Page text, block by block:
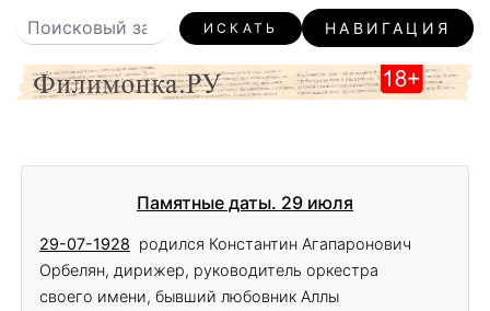
ИСКАТЬ НАВИГАЦИЯ
Памятные даты. 29 июля
29-07-1928 родился Константин Агапаронович
Орбелян, дирижер, руководитель оркестра
своего имени, бывший любовник Аллы